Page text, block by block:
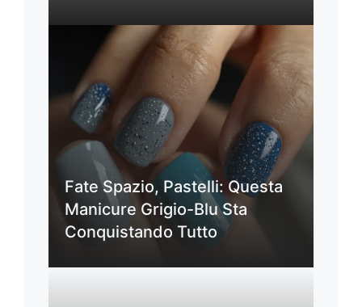
Fate Spazio, Pastelli: Questa
Manicure Grigio-Blu Sta
Conquistando Tutto